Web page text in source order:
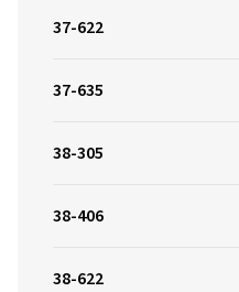
37-622
37-635
38-305
38-406
38-622